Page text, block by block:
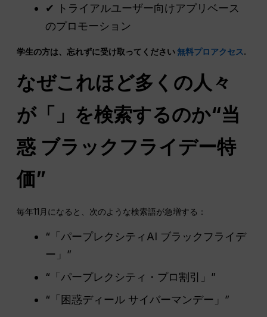
✔ トライアルユーザー向けアプリベース
のプロモーション
学生の方は、忘れずに受け取ってください無料プロアクセス.
なぜこれほど多くの人々
が「」を検索するのか“当
惑 ブラックフライデー特
価”
毎年11月になると、次のような検索語が急増する：
“「パープレクシティAI ブラックフライデ
ー」”
“「パープレクシティ・プロ割引」”
“「困惑ディール サイバーマンデー」”